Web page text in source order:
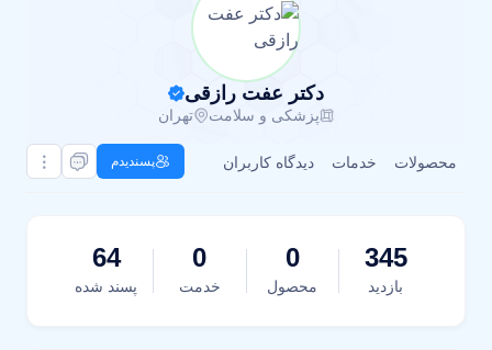
دکتر عفت رازقی
پزشکی و سلامت تهران
محصولات خدمات دیدگاه کاربران پسندیدم
345
بازدید
0
محصول
0
خدمت
64
پسند شده